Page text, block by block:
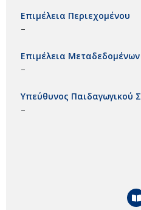
Επιμέλεια Περιεχομένου
–
Επιμέλεια Μεταδεδομένων
–
Υπεύθυνος Παιδαγωγικού
–